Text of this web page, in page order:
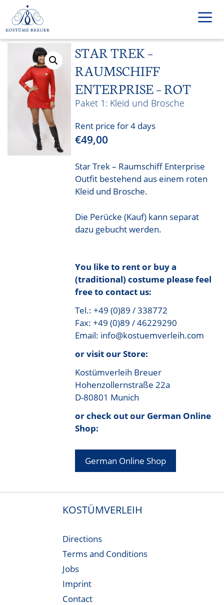
content
STAR TREK –
RAUMSCHIFF
ENTERPRISE – ROT
Kleid und Brosche
Rent price for 4 days
€49,00
Star Trek – Raumschiff Enterprise
Outfit bestehend aus einem roten
Kleid und Brosche.
Die Perücke (Kauf) kann separat
dazu gebucht werden.
You like to rent or buy a
(traditional) costume please feel
free to contact us:
Tel.: +49 (0)89 / 338772
Fax: +49 (0)89 / 46229290
Email: info@kostuemverleih.com
or visit our Store:
Kostümverleih Breuer
Hohenzollernstraße 22a
D-80801 Munich
or check out our German Online
Shop:
German Online Shop
KOSTÜMVERLEIH
Directions
Terms and Conditions
Jobs
Imprint
Contact